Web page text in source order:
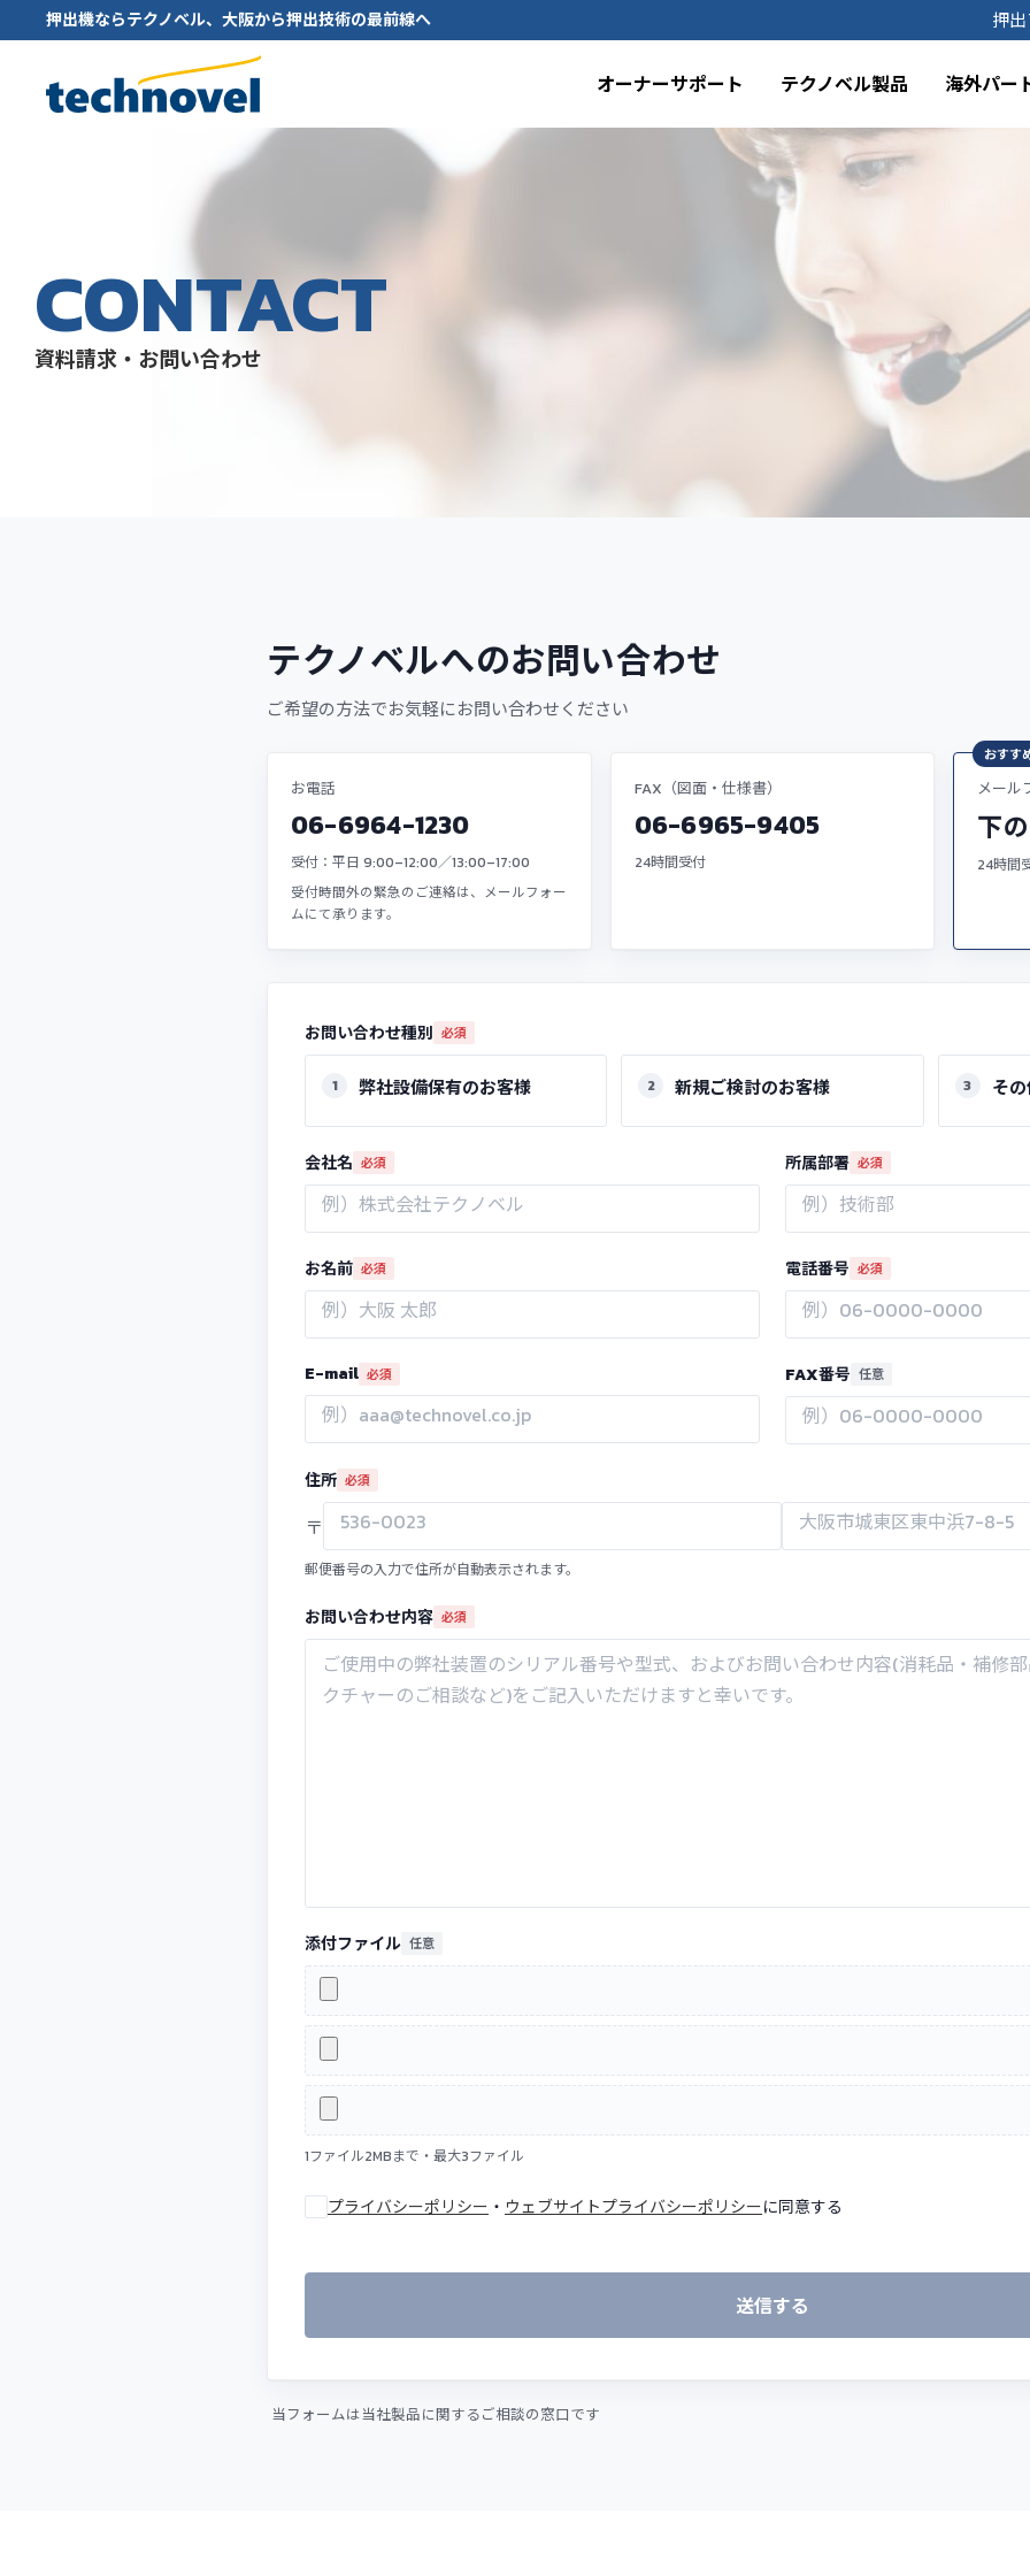
押出機ならテクノベル、大阪から押出技術の最前線へ
押
オーナーサポート テクノベル製品 海外パー
CONTACT
資料請求・お問い合わせ
テクノベルへのお問い合わせ
ご希望の方法でお気軽にお問い合わせください
お電話
06-6964-1230
受付：平日 9:00–12:00／13:00–17:00
受付時間外の緊急のご連絡は、メールフォー
ムにて承ります。
FAX（図面・仕様書）
06-6965-9405
24時間受付
おすす
メール
下
24時間
お問い合わせ種別 必須
弊社設備保有のお客様 新規ご検討のお客様 そ
会社名 必須 所属部署 必須
お名前 必須 電話番号 必須
E-mail 必須 FAX番号 任意
住所 必須
〒
郵便番号の入力で住所が自動表示されます。
お問い合わせ内容 必須
添付ファイル 任意
1ファイル2MBまで・最大3ファイル
プライバシーポリシー ・ ウェブサイトプライバシーポリシーに同意する
当フォームは当社製品に関するご相談の窓口です